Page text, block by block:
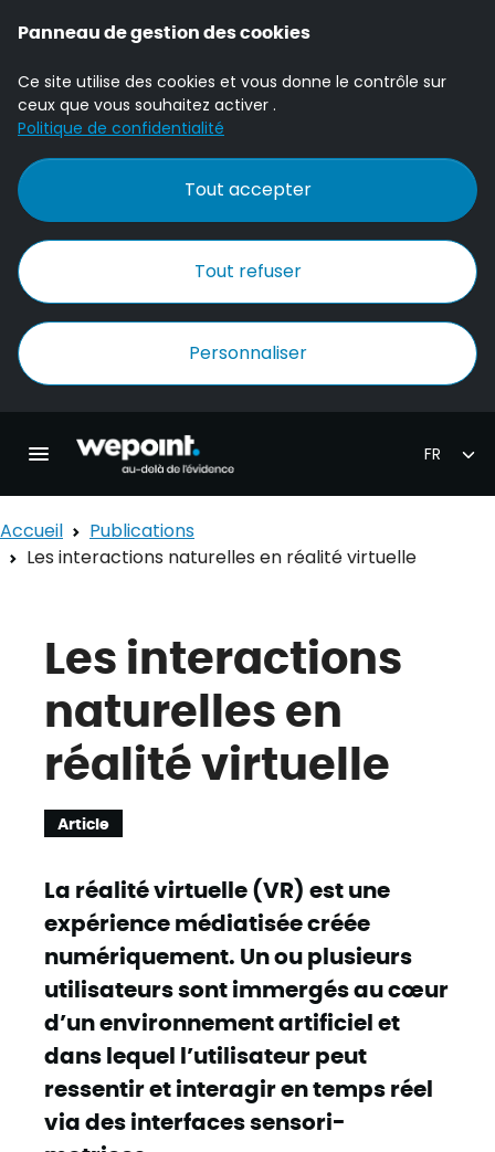
Panneau de gestion des cookies
Ce site utilise des cookies et vous donne le contrôle sur
ceux que vous souhaitez activer .
Politique de confidentialité
Tout accepter
Tout refuser
Personnaliser
Ouvrir la navigation principale
Accueil
Publications
Les interactions naturelles en réalité virtuelle
Les interactions
naturelles en
réalité virtuelle
Article
La réalité virtuelle (VR) est une
expérience médiatisée créée
numériquement. Un ou plusieurs
utilisateurs sont immergés au cœur
d’un environnement artificiel et
dans lequel l’utilisateur peut
ressentir et interagir en temps réel
via des interfaces sensori-